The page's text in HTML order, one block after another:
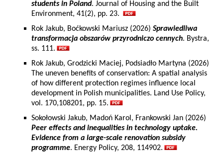
students in Poland. Journal of Housing and the Built
Environment, 41(2), pp. 23.
Rok Jakub, Boćkowski Mariusz (2026) Sprawiedliwa
transformacja obszarów przyrodniczo cennych. Bystra,
ss. 111.
Rok Jakub, Grodzicki Maciej, Podsiadło Martyna (2026)
The uneven benefits of conservation: A spatial analysis
of how different protection regimes influence local
development in Polish municipalities. Land Use Policy,
vol. 170,108201, pp. 15.
Sokołowski Jakub, Madoń Karol, Frankowski Jan (2026)
Peer effects and inequalities in technology uptake.
Evidence from a large-scale renovation subsidy
programme. Energy Policy, 208, 114902.